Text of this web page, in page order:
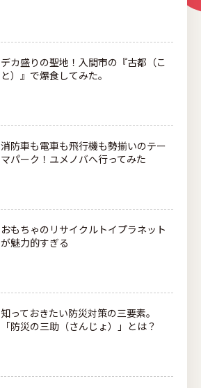
デカ盛りの聖地！入間市の『古都（こ
と）』で爆食してみた。
消防車も電車も飛行機も勢揃いのテー
マパーク！ユメノバへ行ってみた
おもちゃのリサイクルトイプラネット
が魅力的すぎる
知っておきたい防災対策の三要素。
「防災の三助（さんじょ）」とは？